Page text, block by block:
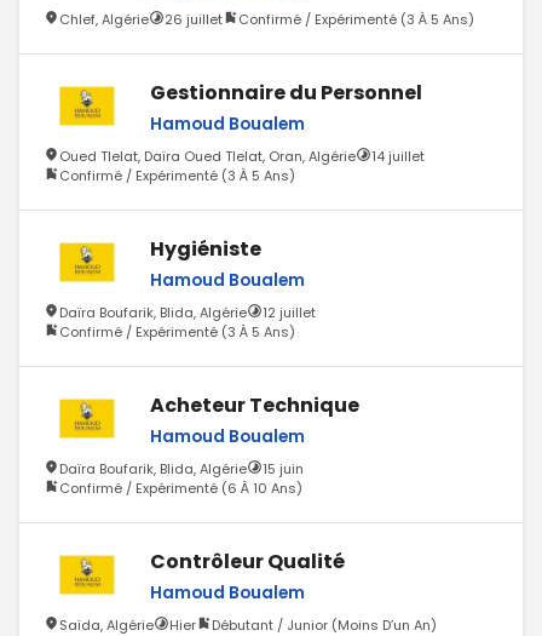
Chlef, Algérie 26 juillet Confirmé / Expérimenté (3 À 5 Ans)
Gestionnaire du Personnel
Hamoud Boualem
Oued Tlelat, Daïra Oued Tlelat, Oran, Algérie
14 juillet
Confirmé / Expérimenté (3 À 5 Ans)
Hygiéniste
Hamoud Boualem
Daïra Boufarik, Blida, Algérie
12 juillet
Confirmé / Expérimenté (3 À 5 Ans)
Acheteur Technique
Hamoud Boualem
Daïra Boufarik, Blida, Algérie
15 juin
Confirmé / Expérimenté (6 À 10 Ans)
Contrôleur Qualité
Hamoud Boualem
Saïda, Algérie Hier Débutant / Junior (Moins D’un An)